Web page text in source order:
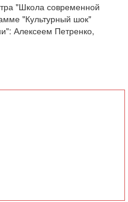
"Школа современной
"Культурный шок"
Алексеем Петренко,